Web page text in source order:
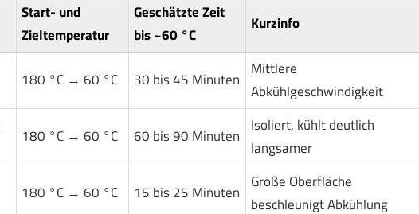
Start- und
Zieltemperatur
Geschätzte Zeit
bis ~60 °C
Kurzinfo
180 °C → 60 °C 30 bis 45 Minuten
Mittlere
Abkühlgeschwindigkeit
180 °C → 60 °C 60 bis 90 Minuten
Isoliert, kühlt deutlich
langsamer
180 °C → 60 °C 15 bis 25 Minuten
Große Oberfläche
beschleunigt Abkühlung